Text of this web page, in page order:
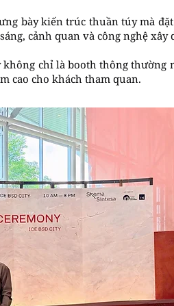
bày kiến trúc thuần túy mà
cảnh quan và công nghệ xây
chỉ là booth thông thường
cao cho khách tham quan.